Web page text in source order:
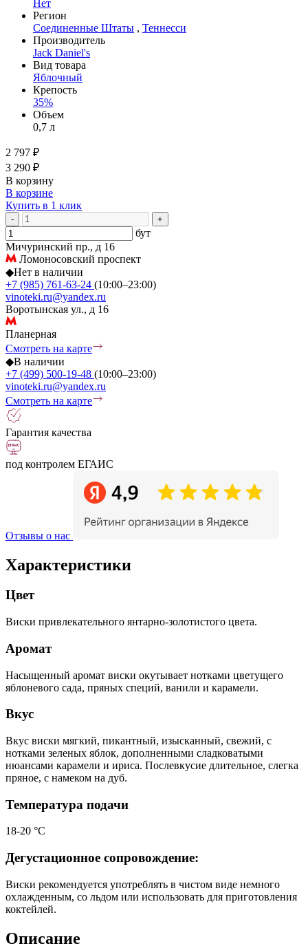
Нет
Регион
Соединенные Штаты , Теннесси
Производитель
Jack Daniel's
Вид товара
Яблочный
Крепость
35%
Объем
0,7 л
2 797 ₽
3 290 ₽
В корзину
В корзине
Купить в 1 клик
- +
бут
Мичуринский пр., д 16
Ломоносовский проспект
◆Нет в наличии
+7 (985) 761-63-24 (10:00–23:00)
vinoteki.ru@yandex.ru
Воротынская ул., д 16
Планерная
Смотреть на карте
◆В наличии
+7 (499) 500-19-48 (10:00–23:00)
vinoteki.ru@yandex.ru
Смотреть на карте
Гарантия качества
под контролем ЕГАИС
Отзывы о нас
Характеристики
Цвет
Виски привлекательного янтарно-золотистого цвета.
Аромат
Насыщенный аромат виски окутывает нотками цветущего
яблоневого сада, пряных специй, ванили и карамели.
Вкус
Вкус виски мягкий, пикантный, изысканный, свежий, с
нотками зеленых яблок, дополненными сладковатыми
нюансами карамели и ириса. Послевкусие длительное, слегка
пряное, с намеком на дуб.
Температура подачи
18-20 °С
Дегустационное сопровождение:
Виски рекомендуется употреблять в чистом виде немного
охлажденным, со льдом или использовать для приготовления
коктейлей.
Описание